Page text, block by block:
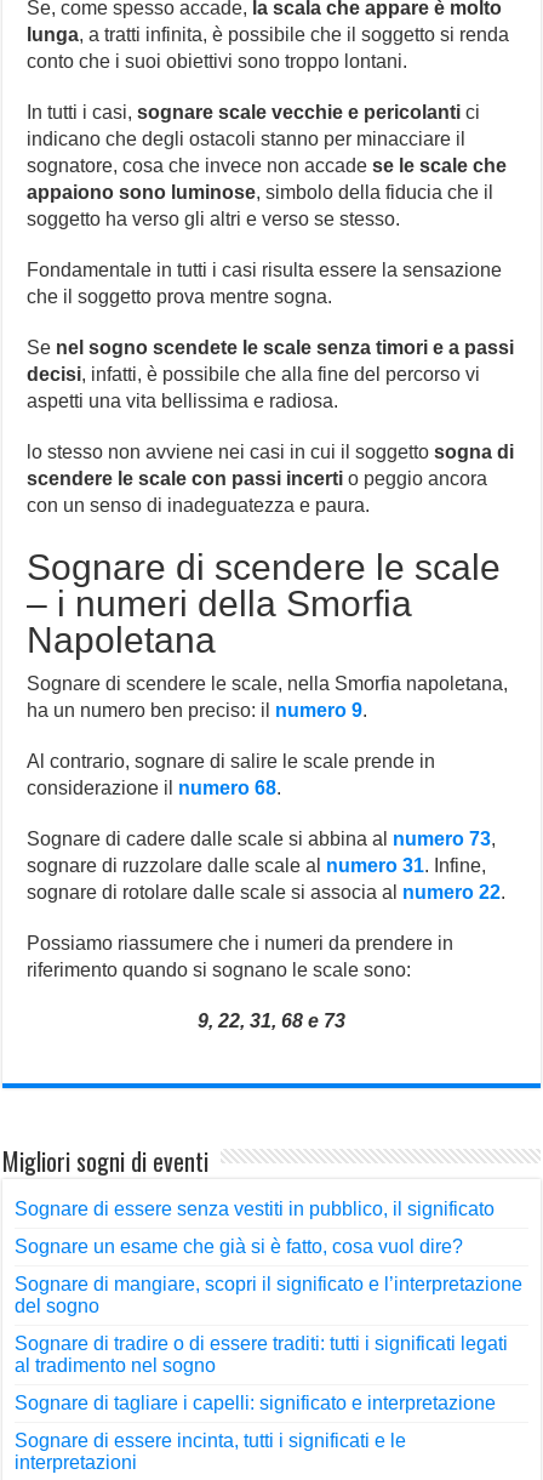
Se, come spesso accade, la scala che appare è molto
lunga, a tratti infinita, è possibile che il soggetto si renda
conto che i suoi obiettivi sono troppo lontani.
In tutti i casi,sognare scale vecchie e pericolanti ci
indicano che degli ostacoli stanno per minacciare il
sognatore, cosa che invece non accadese le scale che
appaiono sono luminose, simbolo della fiducia che il
soggetto ha verso gli altri e verso se stesso.
Fondamentale in tutti i casi risulta essere la sensazione
che il soggetto prova mentre sogna.
Se nel sogno scendete le scale senza timori e a passi
decisi, infatti, è possibile che alla fine del percorso vi
aspetti una vita bellissima e radiosa.
lo stesso non avviene nei casi in cui il soggettosogna di
scendere le scale con passi incerti o peggio ancora
con un senso di inadeguatezza e paura.
Sognare di scendere le scale
– i numeri della Smorfia
Napoletana
Sognare di scendere le scale, nella Smorfia napoletana,
ha un numero ben preciso: il numero 9.
Al contrario, sognare di salire le scale prende in
considerazione il numero 68.
Sognare di cadere dalle scale si abbina al numero 73,
sognare di ruzzolare dalle scale al numero 31. Infine,
sognare di rotolare dalle scale si associa al numero 22.
Possiamo riassumere che i numeri da prendere in
riferimento quando si sognano le scale sono:
9, 22, 31, 68 e 73
Migliori sogni di eventi
Sognare di essere senza vestiti in pubblico, il significato
Sognare un esame che già si è fatto, cosa vuol dire?
Sognare di mangiare, scopri il significato e l’interpretazione
del sogno
Sognare di tradire o di essere traditi: tutti i significati legati
al tradimento nel sogno
Sognare di tagliare i capelli: significato e interpretazione
Sognare di essere incinta, tutti i significati e le
interpretazioni